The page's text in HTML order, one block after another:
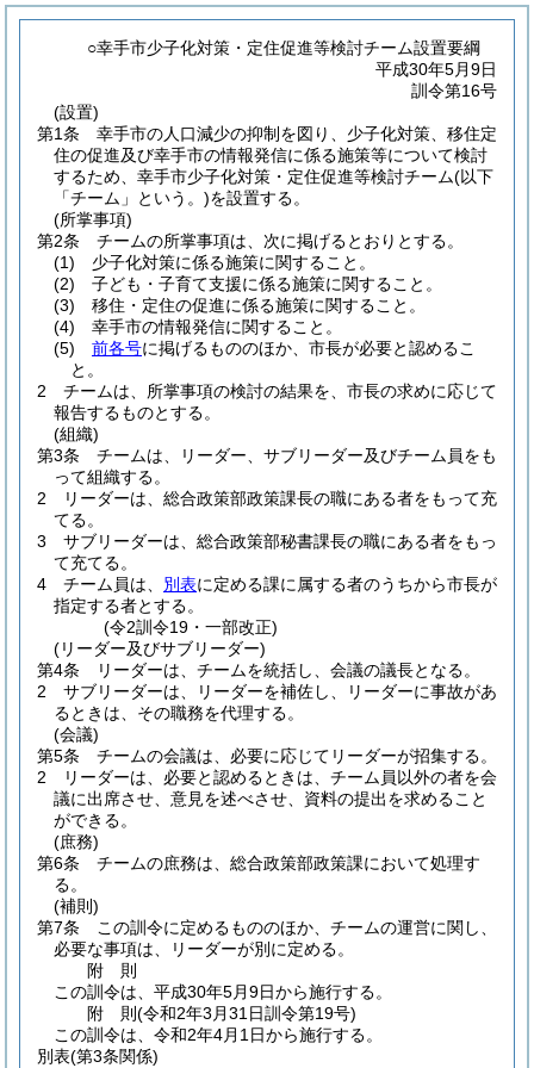
○幸手市少子化対策・定住促進等検討チーム設置要綱
平成30年5月9日
訓令第16号
(設置)
第1条
幸手市の人口減少の抑制を図り、少子化対策、移住定
住の促進及び幸手市の情報発信に係る施策等について検討
するため、幸手市少子化対策・定住促進等検討チーム(以下
「チーム」という。)を設置する。
(所掌事項)
第2条
チームの所掌事項は、次に掲げるとおりとする。
(1)
少子化対策に係る施策に関すること。
(2)
子ども・子育て支援に係る施策に関すること。
(3)
移住・定住の促進に係る施策に関すること。
(4)
幸手市の情報発信に関すること。
(5)
前各号に掲げるもののほか、市長が必要と認めるこ
と。
2
チームは、所掌事項の検討の結果を、市長の求めに応じて
報告するものとする。
(組織)
第3条
チームは、リーダー、サブリーダー及びチーム員をも
って組織する。
2
リーダーは、総合政策部政策課長の職にある者をもって充
てる。
3
サブリーダーは、総合政策部秘書課長の職にある者をもっ
て充てる。
4
チーム員は、 別表に定める課に属する者のうちから市長が
指定する者とする。
(令2訓令19・一部改正)
(リーダー及びサブリーダー)
第4条
リーダーは、チームを統括し、会議の議長となる。
2
サブリーダーは、リーダーを補佐し、リーダーに事故があ
るときは、その職務を代理する。
(会議)
第5条
チームの会議は、必要に応じてリーダーが招集する。
2
リーダーは、必要と認めるときは、チーム員以外の者を会
議に出席させ、意見を述べさせ、資料の提出を求めること
ができる。
(庶務)
第6条
チームの庶務は、総合政策部政策課において処理す
る。
(補則)
第7条
この訓令に定めるもののほか、チームの運営に関し、
必要な事項は、リーダーが別に定める。
附 則
この訓令は、平成30年5月9日から施行する。
附 則(令和2年3月31日訓令第19号)
この訓令は、令和2年4月1日から施行する。
別表(第3条関係)